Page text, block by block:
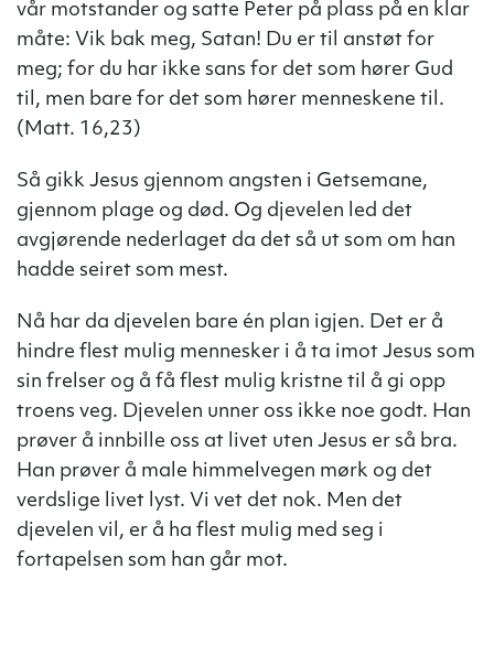
vår motstander og satte Peter på plass på en klar
måte: Vik bak meg, Satan! Du er til anstøt for
meg; for du har ikke sans for det som hører Gud
til, men bare for det som hører menneskene til.
(Matt. 16,23)
Så gikk Jesus gjennom angsten i Getsemane,
gjennom plage og død. Og djevelen led det
avgjørende nederlaget da det så ut som om han
hadde seiret som mest.
Nå har da djevelen bare én plan igjen. Det er å
hindre flest mulig mennesker i å ta imot Jesus som
sin frelser og å få flest mulig kristne til å gi opp
troens veg. Djevelen unner oss ikke noe godt. Han
prøver å innbille oss at livet uten Jesus er så bra.
Han prøver å male himmelvegen mørk og det
verdslige livet lyst. Vi vet det nok. Men det
djevelen vil, er å ha flest mulig med seg i
fortapelsen som han går mot.